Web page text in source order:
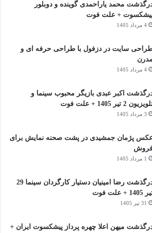
محمد یاراحمدی گوینده و دوبلور
+ علت فوت
4 مرداد 1405
سایت در دزفول با طراحی حرفه‌ ای و
مدرن
4 مرداد 1405
اکبر عبدی بازیگر محبوب سینما و
2 تیر 1405 + علت فوت
3 مرداد 1405
پژمان جمشیدی در پشت صحنه نمایش برای
1 مرداد 1405
درگذشت رضا امینیان دستیار کارگردان سینما 29
+ علت فوت
31 تیر 1405
میهن اعلا چهره پرداز پیشکسوت ایران +